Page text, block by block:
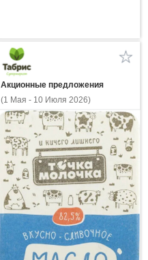
Акционные предложения
(1 Мая - 10 Июля 2026)